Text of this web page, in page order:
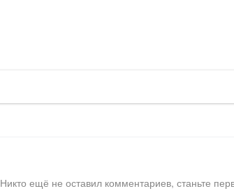
Никто ещё не оставил комментариев, станьте